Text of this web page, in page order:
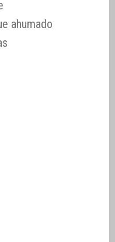
ahumado